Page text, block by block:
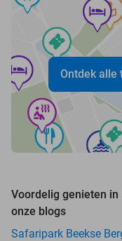
Ontdek alle
Voordelig genieten
onze blogs
Safaripark Beekse